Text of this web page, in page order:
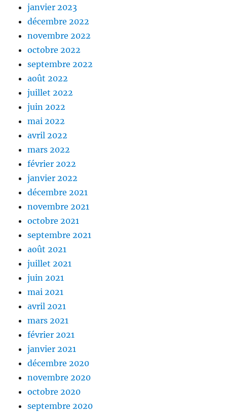
janvier 2023
décembre 2022
novembre 2022
octobre 2022
septembre 2022
août 2022
juillet 2022
juin 2022
mai 2022
avril 2022
mars 2022
février 2022
janvier 2022
décembre 2021
novembre 2021
octobre 2021
septembre 2021
août 2021
juillet 2021
juin 2021
mai 2021
avril 2021
mars 2021
février 2021
janvier 2021
décembre 2020
novembre 2020
octobre 2020
septembre 2020